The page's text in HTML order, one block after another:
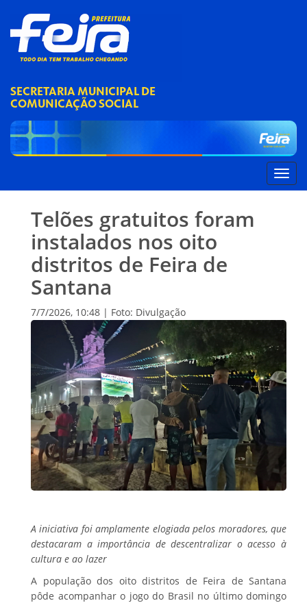
SECRETARIA MUNICIPAL DE
COMUNICAÇÃO SOCIAL
Telões gratuitos foram
instalados nos oito
distritos de Feira de
Santana
7/7/2026, 10:48 | Foto: Divulgação
A iniciativa foi amplamente elogiada pelos moradores, que
destacaram a importância de descentralizar o acesso à
cultura e ao lazer
A população dos oito distritos de Feira de Santana
pôde acompanhar o jogo do Brasil no último domingo